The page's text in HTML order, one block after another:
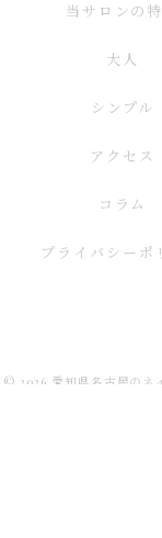
当サロンの
大人
シンプル
アクセス
コラム
プライバシーポ
© 2026 愛知県名古屋のネ